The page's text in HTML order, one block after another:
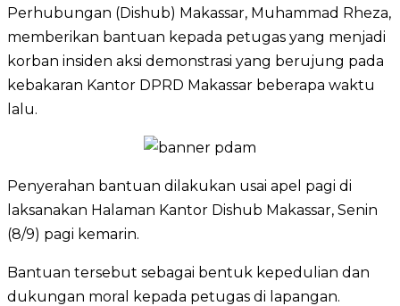
Perhubungan (Dishub) Makassar, Muhammad Rheza,
memberikan bantuan kepada petugas yang menjadi
korban insiden aksi demonstrasi yang berujung pada
kebakaran Kantor DPRD Makassar beberapa waktu
lalu.
Penyerahan bantuan dilakukan usai apel pagi di
laksanakan Halaman Kantor Dishub Makassar, Senin
(8/9) pagi kemarin.
Bantuan tersebut sebagai bentuk kepedulian dan
dukungan moral kepada petugas di lapangan.